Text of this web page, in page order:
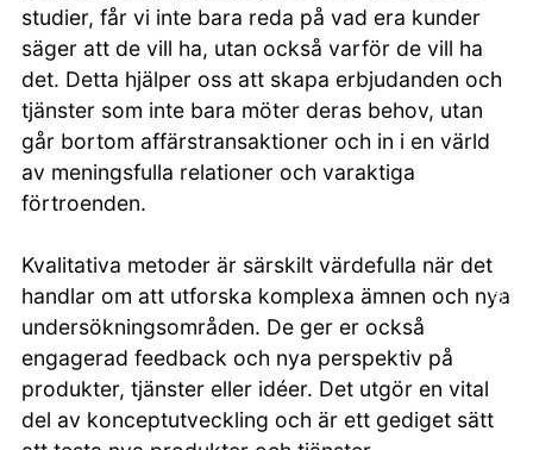
Kontakta oss
studier, får vi inte bara reda på vad era kunder
säger att de vill ha, utan också varför de vill ha
det. Detta hjälper oss att skapa erbjudanden och
tjänster som inte bara möter deras behov, utan
går bortom affärstransaktioner och in i en värld
av meningsfulla relationer och varaktiga
förtroenden.
Kvalitativa metoder är särskilt värdefulla när det
handlar om att utforska komplexa ämnen och nya
undersökningsområden. De ger er också
engagerad feedback och nya perspektiv på
produkter, tjänster eller idéer. Det utgör en vital
del av konceptutveckling och är ett gediget sätt